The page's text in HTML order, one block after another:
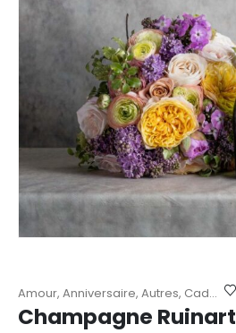
Amour, Anniversaire, Autres, Cadeaux
Champagne Ruinart